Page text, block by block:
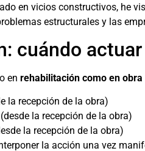
en vicios constructivos, he
estructurales y las
cuándo
en rehabilitación como en obra
la recepción de la obra)
la recepción de la obra)
la recepción de la obra)
la acción una vez